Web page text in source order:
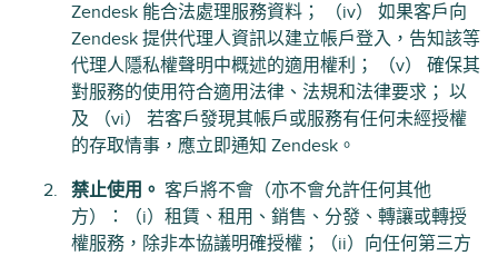
Zendesk 能合法處理服務資料； （iv） 如果客戶向
Zendesk 提供代理人資訊以建立帳戶登入，告知該等
代理人隱私權聲明中概述的適用權利； （v） 確保其
對服務的使用符合適用法律、法規和法律要求； 以
及 （vi） 若客戶發現其帳戶或服務有任何未經授權
的存取情事，應立即通知 Zendesk。
禁止使用。 客戶將不會（亦不會允許任何其他
方）：（i）租賃、租用、銷售、分發、轉讓或轉授
權服務，除非本協議明確授權；（ii）向任何第三方